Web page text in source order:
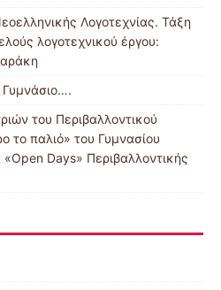
Λογοτεχνίας. Τάξη
λογοτεχνικού έργου:
Γυμνάσιο….
του Περιβαλλοντικού
το παλιό» του Γυμνασίου
Days» Περιβαλλοντικής